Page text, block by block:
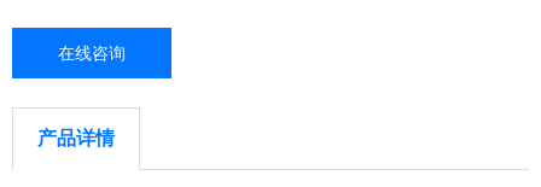
在线咨询
产品详情